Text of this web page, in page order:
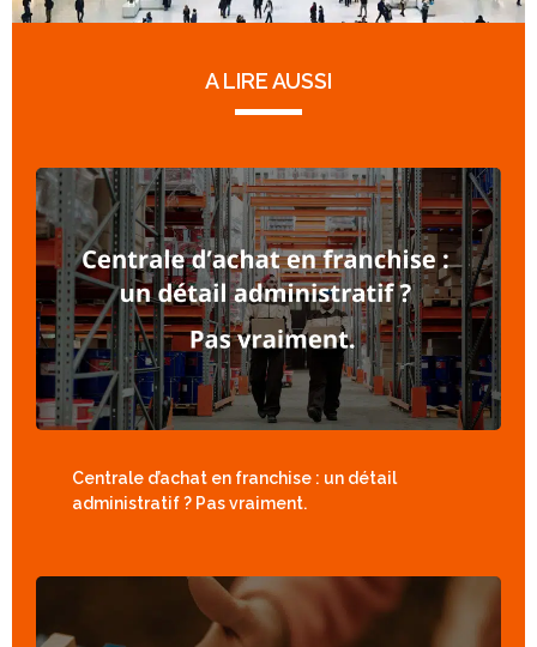
A LIRE AUSSI
Centrale d’achat en franchise : un détail
administratif ? Pas vraiment.